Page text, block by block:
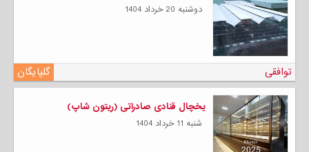
دوشنبه 20 خرداد 1404
گلپایگان توافقی
یخچال قنادی صادراتی (ریتون شاپ)
شنبه 11 خرداد 1404